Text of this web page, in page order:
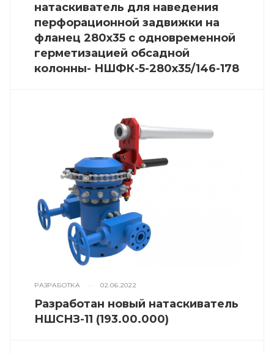
натаскиватель для наведения
перфорационной задвижки на
фланец 280х35 с одновременной
герметизацией обсадной
колонны- НШФК-5-280х35/146-178
РАЗРАБОТКА 02.06.2022
Разработан новый натаскиватель
НШСНЗ-11 (193.00.000)